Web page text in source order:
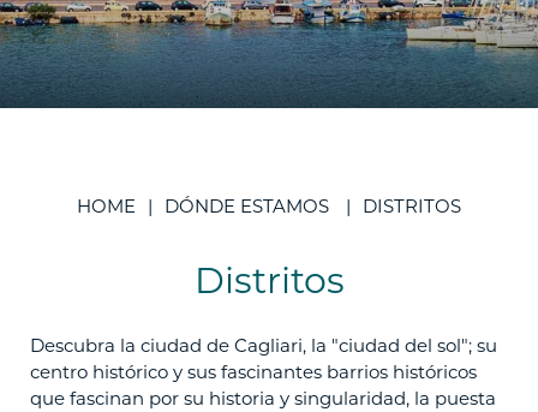
HOME DÓNDE ESTAMOS DISTRITOS
Distritos
Descubra la ciudad de Cagliari, la "ciudad del sol"; su
centro histórico y sus fascinantes barrios históricos
que fascinan por su historia y singularidad, la puesta